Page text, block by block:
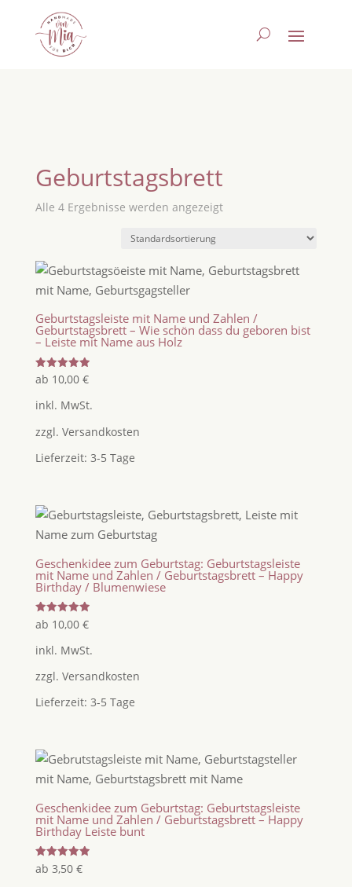
Geburtstagsbrett
Alle 4 Ergebnisse werden angezeigt
Geburtstagsleiste mit Name und Zahlen /
Geburtstagsbrett – Wie schön dass du geboren bist
– Leiste mit Name aus Holz
Bewertet
mit
von 5
ab 10,00 €
inkl. MwSt.
zzgl. Versandkosten
Lieferzeit: 3-5 Tage
Geschenkidee zum Geburtstag: Geburtstagsleiste
mit Name und Zahlen / Geburtstagsbrett – Happy
Birthday / Blumenwiese
Bewertet
mit
von 5
ab 10,00 €
inkl. MwSt.
zzgl. Versandkosten
Lieferzeit: 3-5 Tage
Geschenkidee zum Geburtstag: Geburtstagsleiste
mit Name und Zahlen / Geburtstagsbrett – Happy
Birthday Leiste bunt
Bewertet
mit
ab 3,50 €